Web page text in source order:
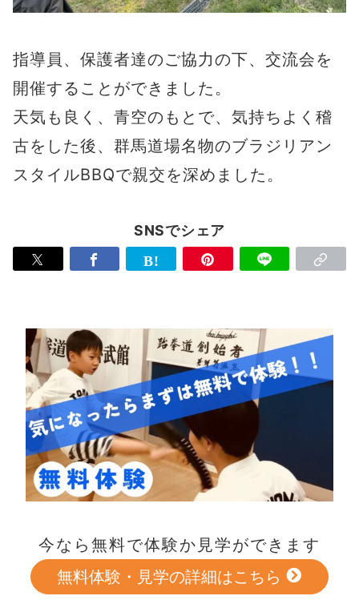
指導員、保護者達のご協力の下、交流会を
開催することができました。
天気も良く、青空のもとで、気持ちよく稽
古をした後、群馬道場名物のブラジリアン
スタイルBBQで親交を深めました。
SNSでシェア
今なら無料で体験か見学ができます
無料体験・見学の詳細はこちら